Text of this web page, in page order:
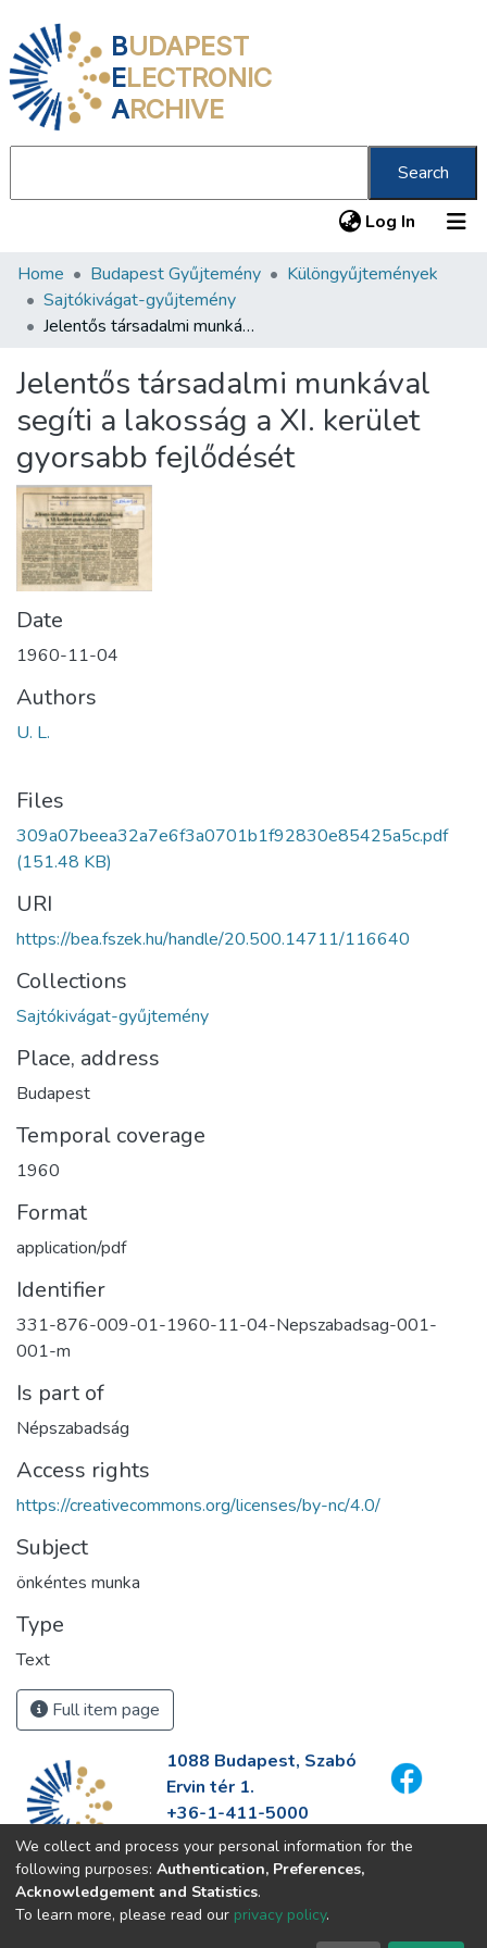
BUDAPEST
ELECTRONIC
ARCHIVE
Search
Log In (current)
Communities & Collections
All of DSpace
About us
Home Budapest Gyűjtemény
Különgyűjtemények
Sajtókivágat-gyűjtemény
Jelentős társadalmi munkával segíti a lakosság a XI. kerület gyorsabb fejlődését
Jelentős társadalmi munkával
segíti a lakosság a XI. kerület
gyorsabb fejlődését
Date
1960-11-04
Authors
U. L.
Files
309a07beea32a7e6f3a0701b1f92830e85425a5c.pdf
(151.48 KB)
URI
https://bea.fszek.hu/handle/20.500.14711/116640
Collections
Sajtókivágat-gyűjtemény
Place, address
Budapest
Temporal coverage
1960
Format
application/pdf
Identifier
331-876-009-01-1960-11-04-Nepszabadsag-001-
001-m
Is part of
Népszabadság
Access rights
https://creativecommons.org/licenses/by-nc/4.0/
Subject
önkéntes munka
Type
Text
Full item page
1088 Budapest, Szabó
Ervin tér 1.
+36-1-411-5000
info@fszek.hu
https://fszek.hu
We collect and process your personal information for the
following purposes: Authentication, Preferences,
Acknowledgement and Statistics.
To learn more, please read our privacy policy.